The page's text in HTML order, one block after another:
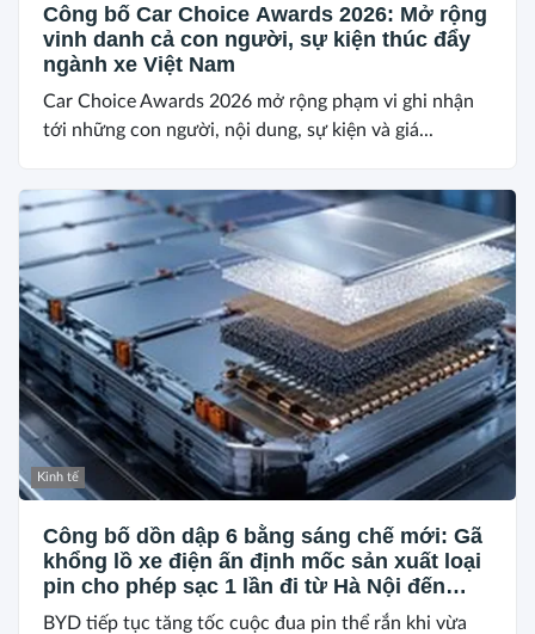
Công bố Car Choice Awards 2026: Mở rộng
vinh danh cả con người, sự kiện thúc đẩy
ngành xe Việt Nam
Car Choice Awards 2026 mở rộng phạm vi ghi nhận
tới những con người, nội dung, sự kiện và giá...
Kinh tế
Công bố dồn dập 6 bằng sáng chế mới: Gã
khổng lồ xe điện ấn định mốc sản xuất loại
pin cho phép sạc 1 lần đi từ Hà Nội đến
TP.HCM
BYD tiếp tục tăng tốc cuộc đua pin thể rắn khi vừa